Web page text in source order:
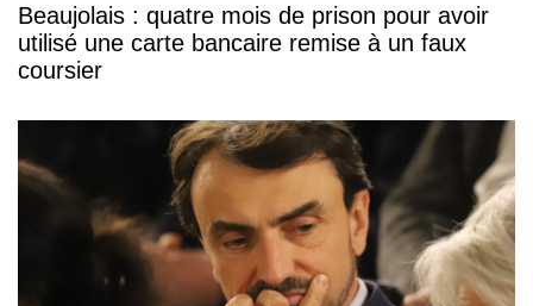
Beaujolais : quatre mois de prison pour avoir
utilisé une carte bancaire remise à un faux
coursier